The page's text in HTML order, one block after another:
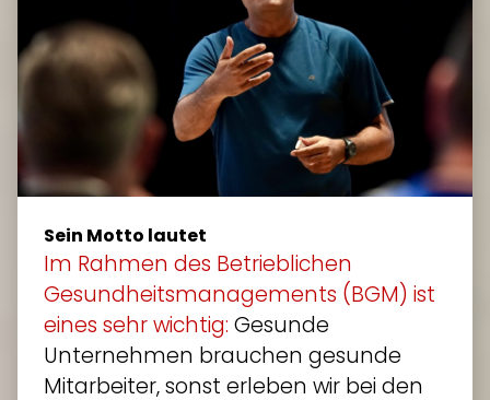
Sein Motto lautet
Im Rahmen des Betrieblichen
Gesundheitsmanagements (BGM) ist
eines sehr wichtig: Gesunde
Unternehmen brauchen gesunde
Mitarbeiter, sonst erleben wir bei den